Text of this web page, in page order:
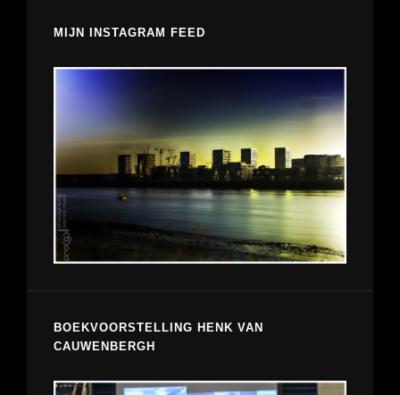
MIJN INSTAGRAM FEED
BOEKVOORSTELLING HENK VAN
CAUWENBERGH